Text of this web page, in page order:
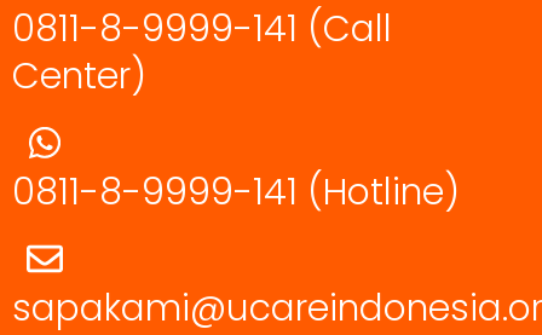
0811-8-9999-141 (Call
Center)
0811-8-9999-141 (Hotline)